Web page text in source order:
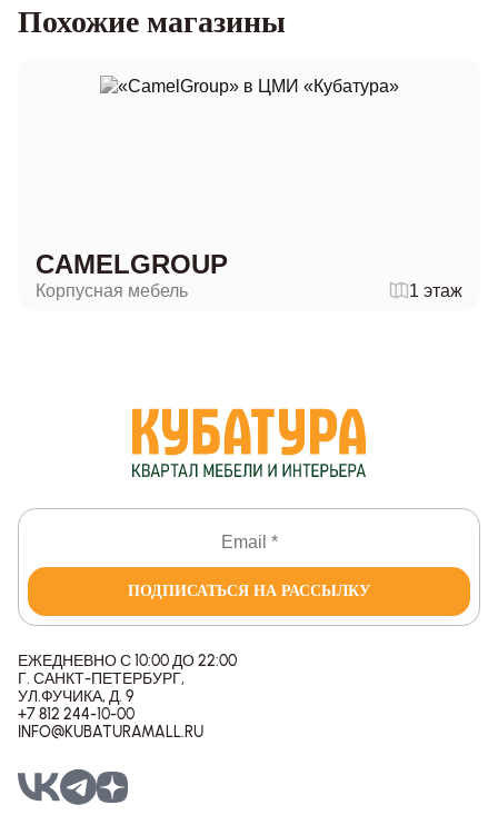
Похожие магазины
CAMELGROUP
Корпусная мебель 1 этаж
ПОДПИСАТЬСЯ НА РАССЫЛКУ
ЕЖЕДНЕВНО С 10:00 ДО 22:00
Г. САНКТ-ПЕТЕРБУРГ,
УЛ.ФУЧИКА, Д. 9
+7 812 244-10-00
INFO@KUBATURAMALL.RU